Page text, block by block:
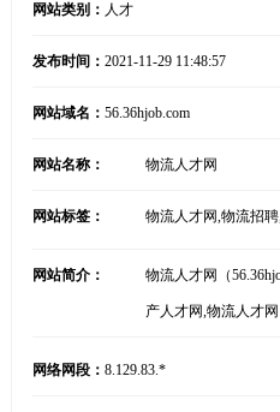
网站类别： 人才
发布时间： 2021-11-29 11:48:57
网站域名： 56.36hjob.com
网站名称： 物流人才网
网站标签： 物流人才网,物流招
网站简介： 物流人才网（
产人才网,物流人才网
网络网段： 8.129.83.*